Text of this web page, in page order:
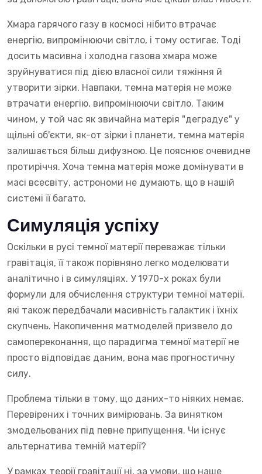
Хмара гарячого газу в космосі нібито втрачає
енергію, випромінюючи світло, і тому остигає. Тоді
досить масивна і холодна газова хмара може
зруйнуватися під дією власної сили тяжіння й
утворити зірки. Навпаки, темна матерія не може
втрачати енергію, випромінюючи світло. Таким
чином, у той час як звичайна матерія "деградує" у
щільні об'єкти, як-от зірки і планети, темна матерія
залишається більш дифузною. Це пояснює очевидне
протиріччя. Хоча темна матерія може домінувати в
масі всесвіту, астрономи не думають, що в нашій
системі її багато.
Симуляція успіху
Оскільки в русі темної матерії переважає тільки
гравітація, її також порівняно легко моделювати
аналітично і в симуляціях. У 1970-х роках були
формули для обчислення структури темної матерії,
які також передбачали масивність галактик і їхніх
скупчень. Накопичення матмоделей призвело до
самопереконання, що парадигма темної матерії не
просто відповідає даним, вона має прогностичну
силу.
Проблема тільки в тому, що даних-то ніяких немає.
Перевірених і точних вимірювань. За винятком
змодельованих під певне припущення. Чи існує
альтернатива темній матерії?
У рамках теорії гравітації ні, за умови, що наше